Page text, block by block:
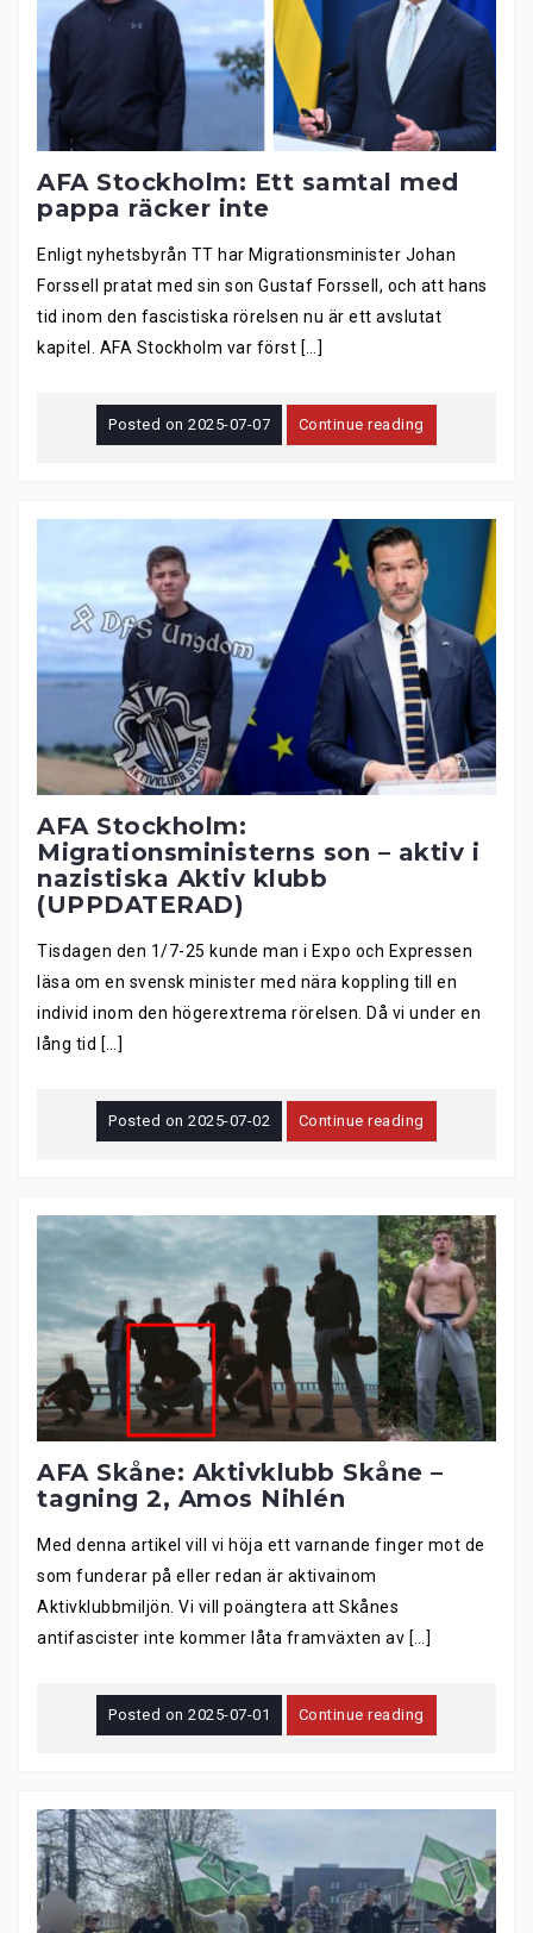
AFA Stockholm: Ett samtal med
pappa räcker inte
Enligt nyhetsbyrån TT har Migrationsminister Johan
Forssell pratat med sin son Gustaf Forssell, och att hans
tid inom den fascistiska rörelsen nu är ett avslutat
kapitel. AFA Stockholm var först […]
Posted on2025-07-07 Continue reading
AFA Stockholm:
Migrationsministerns son – aktiv i
nazistiska Aktiv klubb
(UPPDATERAD)
Tisdagen den 1/7-25 kunde man i Expo och Expressen
läsa om en svensk minister med nära koppling till en
individ inom den högerextrema rörelsen. Då vi under en
lång tid […]
Posted on2025-07-02 Continue reading
AFA Skåne: Aktivklubb Skåne –
tagning 2, Amos Nihlén
Med denna artikel vill vi höja ett varnande finger mot de
som funderar på eller redan är aktivainom
Aktivklubbmiljön. Vi vill poängtera att Skånes
antifascister inte kommer låta framväxten av […]
Posted on2025-07-01 Continue reading